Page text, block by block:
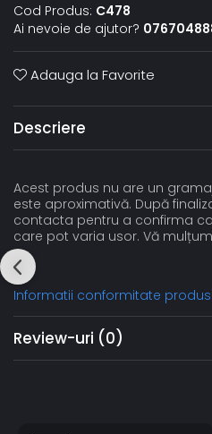
Cod Produs: C478
Ai nevoie de ajutor?
Adauga la Favorite
Descriere
Acest produs nu are un
este aproximativă. După
contacta pentru a confirma
care pot varia usor. Vă
Informatii conformitate produs
Review-uri (0)